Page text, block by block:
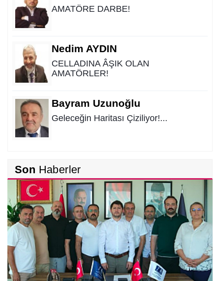
AMATÖRE DARBE!
Nedim AYDIN
CELLADINA ÂŞIK OLAN
AMATÖRLER!
Bayram Uzunoğlu
Geleceğin Haritası Çiziliyor!...
Kahramanlar Böyle Doğar!...
Hüseyin KURT
Atatürk'ün Adıyla, Üniter Devletin
Temelleriyle Oynanamaz
Metin ATLI
Son Haberler